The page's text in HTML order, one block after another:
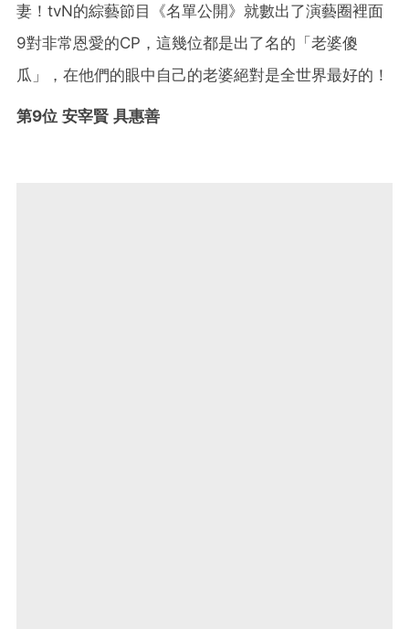
妻！tvN的綜藝節目《名單公開》就數出了演藝圈裡面
9對非常恩愛的CP，這幾位都是出了名的「老婆傻
瓜」，在他們的眼中自己的老婆絕對是全世界最好的！
第9位 安宰賢 具惠善